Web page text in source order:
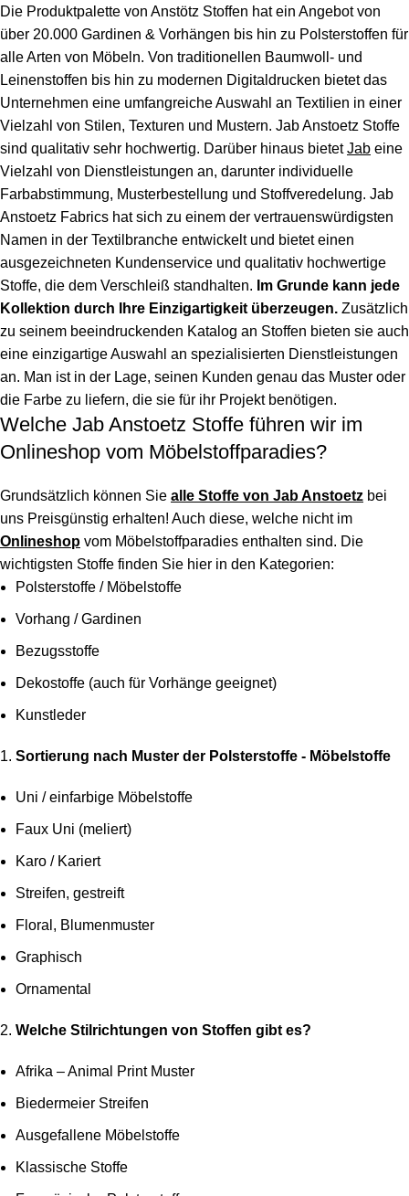
Die Produktpalette von Anstötz Stoffen hat ein Angebot von
über 20.000 Gardinen & Vorhängen bis hin zu Polsterstoffen für
alle Arten von Möbeln. Von traditionellen Baumwoll- und
Leinenstoffen bis hin zu modernen Digitaldrucken bietet das
Unternehmen eine umfangreiche Auswahl an Textilien in einer
Vielzahl von Stilen, Texturen und Mustern. Jab Anstoetz Stoffe
sind qualitativ sehr hochwertig. Darüber hinaus bietetJab eine
Vielzahl von Dienstleistungen an, darunter individuelle
Farbabstimmung, Musterbestellung und Stoffveredelung. Jab
Anstoetz Fabrics hat sich zu einem der vertrauenswürdigsten
Namen in der Textilbranche entwickelt und bietet einen
ausgezeichneten Kundenservice und qualitativ hochwertige
Stoffe, die dem Verschleiß standhalten. Im Grunde kann jede
Kollektion durch Ihre Einzigartigkeit überzeugen. Zusätzlich
zu seinem beeindruckenden Katalog an Stoffen bieten sie auch
eine einzigartige Auswahl an spezialisierten Dienstleistungen
an. Man ist in der Lage, seinen Kunden genau das Muster oder
die Farbe zu liefern, die sie für ihr Projekt benötigen.
Welche Jab Anstoetz Stoffe führen wir im
Onlineshop vom Möbelstoffparadies?
Grundsätzlich können Sie alle Stoffe von Jab Anstoetz bei
uns Preisgünstig erhalten! Auch diese, welche nicht im
Onlineshop vom Möbelstoffparadies enthalten sind. Die
wichtigsten Stoffe finden Sie hier in den Kategorien:
Polsterstoffe / Möbelstoffe
Vorhang / Gardinen
Bezugsstoffe
Dekostoffe (auch für Vorhänge geeignet)
Kunstleder
Sortierung nach Muster der Polsterstoffe - Möbelstoffe
Uni / einfarbige Möbelstoffe
Faux Uni (meliert)
Karo / Kariert
Streifen, gestreift
Floral, Blumenmuster
Graphisch
Ornamental
Welche Stilrichtungen von Stoffen gibt es?
Afrika – Animal Print Muster
Biedermeier Streifen
Ausgefallene Möbelstoffe
Klassische Stoffe